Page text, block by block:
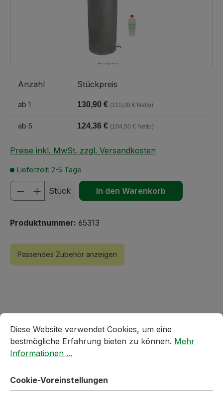
Anzahl Stückpreis
ab 1 130,90 € (110,00 € Netto)
ab 5 124,36 € (104,50 € Netto)
Preise inkl. MwSt. zzgl. Versandkosten
Lieferzeit: 2-5 Tage
Produkt Anzahl: Gib den gewünschten
Stück In den Warenkorb
Produktnummer: 65313
Passendes Zubehör anzeigen
Cookie-Voreinstellungen
Diese Website verwendet Cookies, um eine bestmögliche
Diese Website verwendet Cookies, um eine
bestmögliche Erfahrung bieten zu können. Mehr
Informationen ...
Cookie-Voreinstellungen